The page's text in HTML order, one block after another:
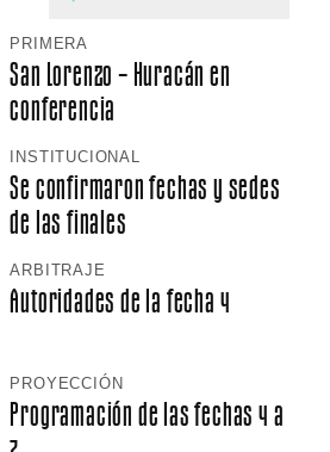
PRIMERA
San Lorenzo – Huracán en
conferencia
INSTITUCIONAL
Se confirmaron fechas y sedes
de las finales
ARBITRAJE
Autoridades de la fecha 4
PROYECCIÓN
Programación de las fechas 4 a